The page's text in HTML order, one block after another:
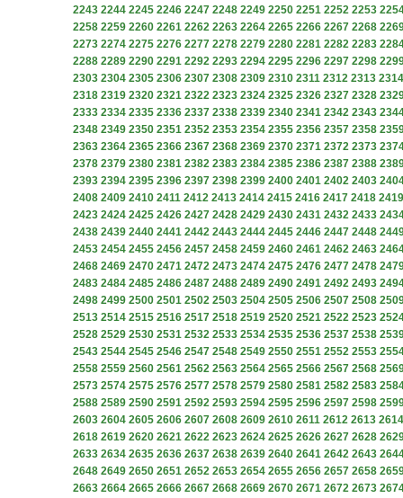
2243 2244 2245 2246 2247 2248 2249 2250 2251 2252 2253
2258 2259 2260 2261 2262 2263 2264 2265 2266 2267 2268
2273 2274 2275 2276 2277 2278 2279 2280 2281 2282 2283
2288 2289 2290 2291 2292 2293 2294 2295 2296 2297 2298
2303 2304 2305 2306 2307 2308 2309 2310 2311 2312 2313 2314
2318 2319 2320 2321 2322 2323 2324 2325 2326 2327 2328
2333 2334 2335 2336 2337 2338 2339 2340 2341 2342 2343
2348 2349 2350 2351 2352 2353 2354 2355 2356 2357 2358
2363 2364 2365 2366 2367 2368 2369 2370 2371 2372 2373
2378 2379 2380 2381 2382 2383 2384 2385 2386 2387 2388
2393 2394 2395 2396 2397 2398 2399 2400 2401 2402 2403
2408 2409 2410 2411 2412 2413 2414 2415 2416 2417 2418 2419
2423 2424 2425 2426 2427 2428 2429 2430 2431 2432 2433
2438 2439 2440 2441 2442 2443 2444 2445 2446 2447 2448
2453 2454 2455 2456 2457 2458 2459 2460 2461 2462 2463
2468 2469 2470 2471 2472 2473 2474 2475 2476 2477 2478
2483 2484 2485 2486 2487 2488 2489 2490 2491 2492 2493
2498 2499 2500 2501 2502 2503 2504 2505 2506 2507 2508
2513 2514 2515 2516 2517 2518 2519 2520 2521 2522 2523
2528 2529 2530 2531 2532 2533 2534 2535 2536 2537 2538
2543 2544 2545 2546 2547 2548 2549 2550 2551 2552 2553
2558 2559 2560 2561 2562 2563 2564 2565 2566 2567 2568
2573 2574 2575 2576 2577 2578 2579 2580 2581 2582 2583
2588 2589 2590 2591 2592 2593 2594 2595 2596 2597 2598
2603 2604 2605 2606 2607 2608 2609 2610 2611 2612 2613 2614
2618 2619 2620 2621 2622 2623 2624 2625 2626 2627 2628
2633 2634 2635 2636 2637 2638 2639 2640 2641 2642 2643
2648 2649 2650 2651 2652 2653 2654 2655 2656 2657 2658
2663 2664 2665 2666 2667 2668 2669 2670 2671 2672 2673